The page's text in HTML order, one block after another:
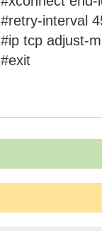
interval
tcp adjust-